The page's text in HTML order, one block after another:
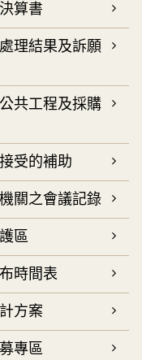
算書
理結果及訴願
共工程及採購
受的補助
關之會議記錄
區
時間表
方案
專區